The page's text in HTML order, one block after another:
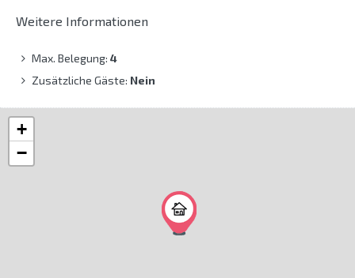
Weitere Informationen
Max. Belegung: 4
Zusätzliche Gäste: Nein
+
−